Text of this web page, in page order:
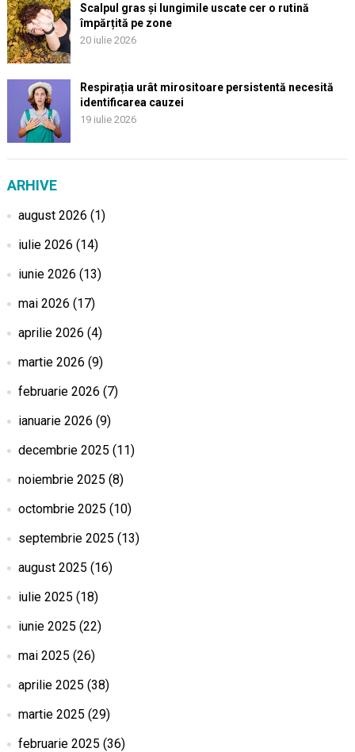
Scalpul gras și lungimile uscate cer o rutină
împărțită pe zone
20 iulie 2026
Respirația urât mirositoare persistentă necesită
identificarea cauzei
19 iulie 2026
ARHIVE
august 2026 (1)
iulie 2026 (14)
iunie 2026 (13)
mai 2026 (17)
aprilie 2026 (4)
martie 2026 (9)
februarie 2026 (7)
ianuarie 2026 (9)
decembrie 2025 (11)
noiembrie 2025 (8)
octombrie 2025 (10)
septembrie 2025 (13)
august 2025 (16)
iulie 2025 (18)
iunie 2025 (22)
mai 2025 (26)
aprilie 2025 (38)
martie 2025 (29)
februarie 2025 (36)